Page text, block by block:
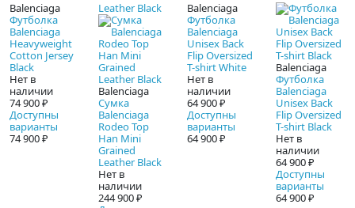
Balenciaga
Футболка
Balenciaga
Heavyweight
Cotton Jersey
Black
Нет в
наличии
74 900 ₽
Доступны
варианты
74 900 ₽
Balenciaga
Сумка
Balenciaga
Rodeo Top
Han Mini
Grained
Leather Black
Нет в
наличии
244 900 ₽
Balenciaga
Футболка
Balenciaga
Unisex Back
Flip Oversized
T-shirt White
Нет в
наличии
64 900 ₽
Доступны
варианты
64 900 ₽
Balenciaga
Футболка
Balenciaga
Unisex Back
Flip Oversized
T-shirt Black
Нет в
наличии
64 900 ₽
Доступны
варианты
64 900 ₽